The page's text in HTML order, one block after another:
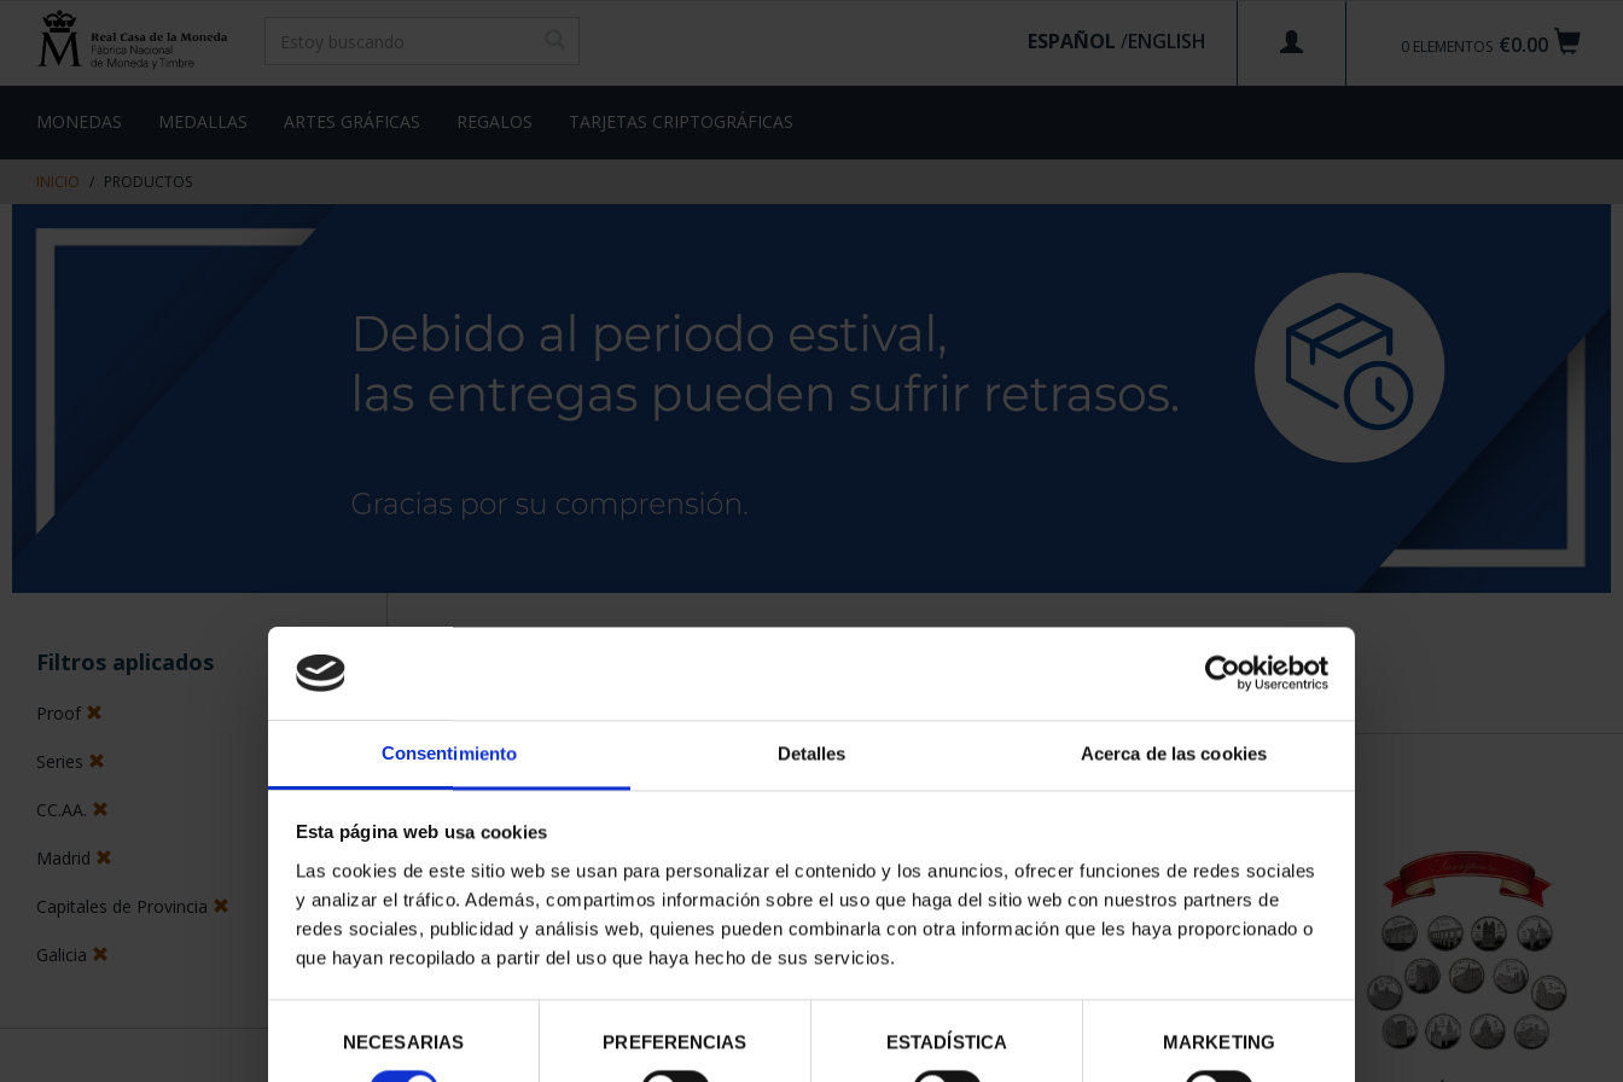
Consentimiento Detalles Acerca de las cookies
Esta página web usa cookies
Las cookies de este sitio web se usan para personalizar el contenido y los anuncios, ofrecer funciones de redes sociales
y analizar el tráfico. Además, compartimos información sobre el uso que haga del sitio web con nuestros partners de
redes sociales, publicidad y análisis web, quienes pueden combinarla con otra información que les haya proporcionado o
que hayan recopilado a partir del uso que haya hecho de sus servicios.
consentimiento
NECESARIAS PREFERENCIAS ESTADÍSTICA MARKETING
contenido
de
€0.00
0 ELEMENTOS
ESPAÑOL /
MONEDAS MEDALLAS ARTES GRÁFICAS REGALOS TARJETAS CRIPTOGRÁFICAS
INICIO PRODUCTOS
Filtros aplicados
Proof
Series
CC.AA.
Madrid
Capitales de Provincia
Galicia